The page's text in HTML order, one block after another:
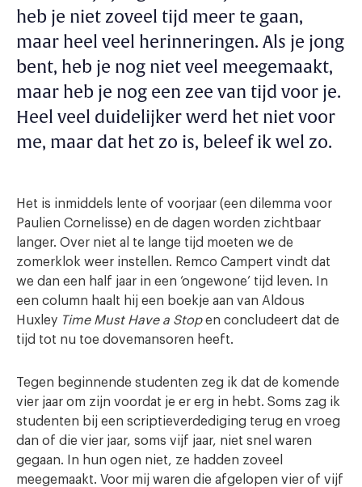
heb je niet zoveel tijd meer te gaan,
maar heel veel herinneringen. Als je jong
bent, heb je nog niet veel meegemaakt,
maar heb je nog een zee van tijd voor je.
Heel veel duidelijker werd het niet voor
me, maar dat het zo is, beleef ik wel zo.
Het is inmiddels lente of voorjaar (een dilemma voor
Paulien Cornelisse) en de dagen worden zichtbaar
langer. Over niet al te lange tijd moeten we de
zomerklok weer instellen. Remco Campert vindt dat
we dan een half jaar in een ‘ongewone’ tijd leven. In
een column haalt hij een boekje aan van Aldous
Huxley Time Must Have a Stopen concludeert dat de
tijd tot nu toe dovemansoren heeft.
Tegen beginnende studenten zeg ik dat de komende
vier jaar om zijn voordat je er erg in hebt. Soms zag ik
studenten bij een scriptieverdediging terug en vroeg
dan of die vier jaar, soms vijf jaar, niet snel waren
gegaan. In hun ogen niet, ze hadden zoveel
meegemaakt. Voor mij waren die afgelopen vier of vijf